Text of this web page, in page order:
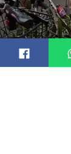
Defesa